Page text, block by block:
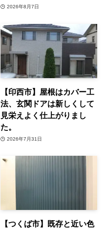
2026年8月7日
【印西市】屋根はカバー工
法、玄関ドアは新しくして
見栄えよく仕上がりまし
た。
2026年7月31日
【つくば市】既存と近い色